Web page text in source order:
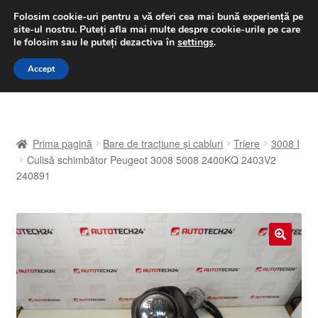
LIVRARE de la 33 lei
luni-vineri 9 a.m. - 4 p.m.031 229 6816
Sari
Sari
A lua legatura
Coș
Despre noi
Finalizare comandă
Prima pagină Bare de tracțiune și cabluri Triere
3008 I
Culisă schimbător Peugeot 3008 5008 2400KQ 2403V2
240891
Folosim cookie-uri pentru a vă oferi cea mai bună experiență pe
site-ul nostru. Puteți afla mai multe despre cookie-urile pe care
le folosim sau le puteți dezactiva în settings.
Accept